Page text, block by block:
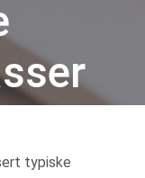
typiske